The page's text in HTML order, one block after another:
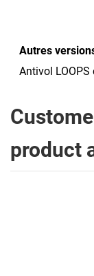
Autres
Antivol
product